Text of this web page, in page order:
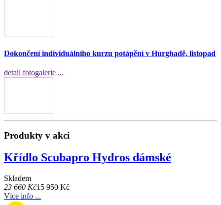
Dokončení individuálního kurzu potápění v Hurghadě, listopad
detail fotogalerie ...
Produkty v akci
Křídlo Scubapro Hydros dámské
Skladem
23 660 Kč15 950 Kč
Více info ...